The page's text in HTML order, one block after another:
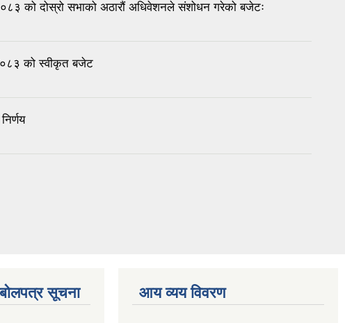
को दोस्रो सभाको अठारौं अधिवेशनले संशोधन गरेको बजेटः
को स्वीकृत बजेट
सूचना आय व्यय विवरण